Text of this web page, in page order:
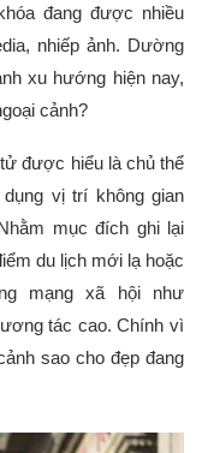
đang được nhiều
nhiếp ảnh. Dường
xu hướng hiện nay,
cảnh?
được hiểu là chủ thể
vị trí không gian
mục đích ghi lại
du lịch mới lạ hoặc
mạng xã hội như
tác cao. Chính vì
sao cho đẹp đang